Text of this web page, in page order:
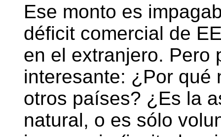
Ese monto es
déficit comercial de
en el extranjero. Pero
interesante: ¿Por qué
otros países? ¿Es la
natural, o es sólo